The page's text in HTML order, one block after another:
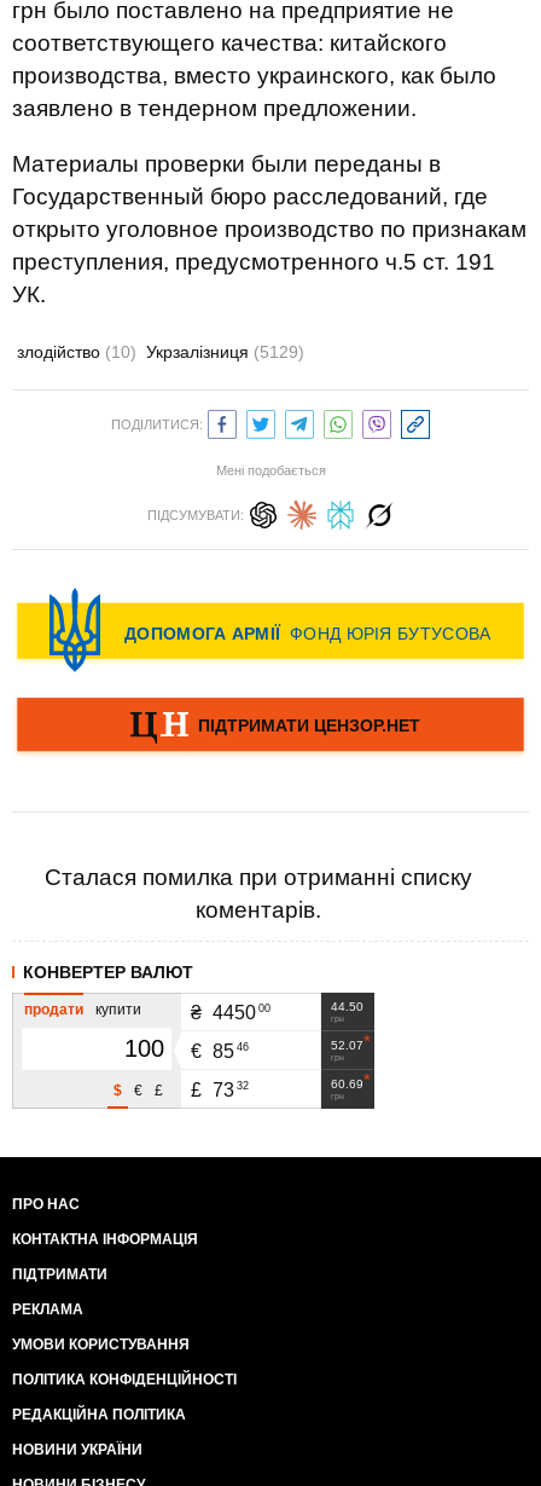
грн было поставлено на предприятие не
соответствующего качества: китайского
производства, вместо украинского, как было
заявлено в тендерном предложении.
Материалы проверки были переданы в
Государственный бюро расследований, где
открыто уголовное производство по признакам
преступления, предусмотренного ч.5 ст. 191
УК.
злодійство (10) Укрзалізниця (5129)
ПОДІЛИТИСЯ:
Мені подобається
ПІДСУМУВАТИ:
Сталася помилка при отриманні списку
коментарів.
КОНВЕРТЕР ВАЛЮТ
продати купити
£
€
$
44.50
грн
₴ 4450 00
52.07
грн
€ 85 46
60.69
грн
£ 73 32
ПРО НАС
КОНТАКТНА ІНФОРМАЦІЯ
ПІДТРИМАТИ
РЕКЛАМА
УМОВИ КОРИСТУВАННЯ
ПОЛІТИКА КОНФІДЕНЦІЙНОСТІ
РЕДАКЦІЙНА ПОЛІТИКА
НОВИНИ УКРАЇНИ